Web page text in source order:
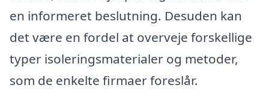
en informeret beslutning. Desuden kan
det være en fordel at overveje forskellige
typer isoleringsmaterialer og metoder,
som de enkelte firmaer foreslår.